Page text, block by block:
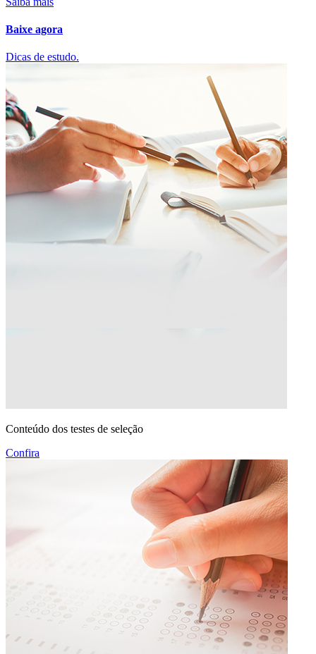
Baixe agora
Dicas de estudo.
Conteúdo dos testes de seleção
Confira